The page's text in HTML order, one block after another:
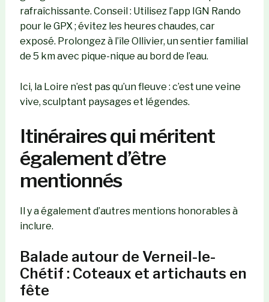
rafraîchissante. Conseil : Utilisez l’app IGN Rando
pour le GPX ; évitez les heures chaudes, car
exposé. Prolongez à l’île Ollivier, un sentier familial
de 5 km avec pique-nique au bord de l’eau.
Ici, la Loire n’est pas qu’un fleuve : c’est une veine
vive, sculptant paysages et légendes.
Itinéraires qui méritent
également d’être
mentionnés
Il y a également d’autres mentions honorables à
inclure.
Balade autour de Verneil-le-
Chétif : Coteaux et artichauts en
fête